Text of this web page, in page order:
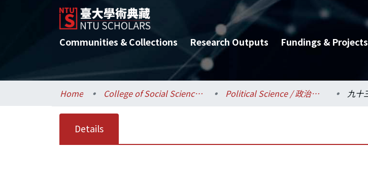
Communities & Collections Research Outputs Fundings & Projects
Home College of Social Sciences / 社會科學院 Political Science / 政治學系
Details